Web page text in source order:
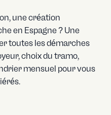
une création
en Espagne ? Une
toutes les démarches
choix du tramo,
mensuel pour vous